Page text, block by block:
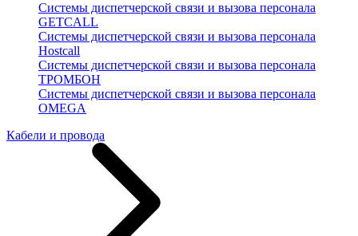
Системы диспетчерской связи и вызова персонала
GETCALL
Системы диспетчерской связи и вызова персонала
Hostcall
Системы диспетчерской связи и вызова персонала
ТРОМБОН
Системы диспетчерской связи и вызова персонала
OMEGA
Кабели и провода